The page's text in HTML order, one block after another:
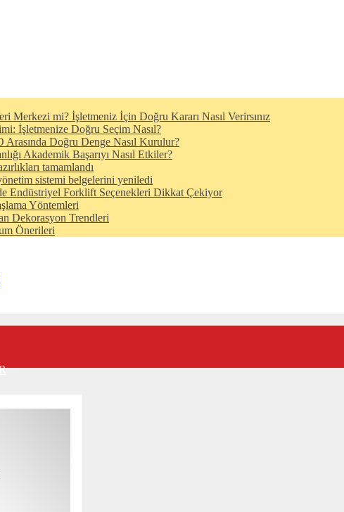
Merkezi mi? İşletmeniz İçin Doğru Kararı Nasıl Verirsınız
İşletmenize Doğru Seçim Nasıl?
Arasında Doğru Denge Nasıl Kurulur?
Akademik Başarıyı Nasıl Etkiler?
tamamlandı
sistemi belgelerini yeniledi
Endüstriyel Forklift Seçenekleri Dikkat Çekiyor
Yöntemleri
Dekorasyon Trendleri
Önerileri